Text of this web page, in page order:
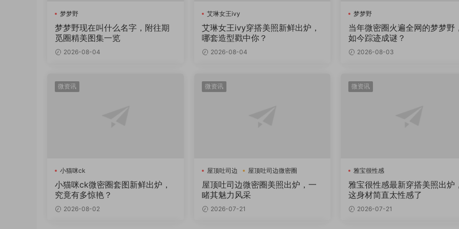
梦梦野
梦梦野现在叫什么名字，附往期
觅圈精美图集一览
2026-08-04
艾琳女王ivy
艾琳女王ivy穿搭美照新鲜出炉，
哪套造型戳中你？
2026-08-04
梦梦野
当年微密圈火遍全网的梦梦野
如今踪迹成谜？
2026-08-03
微资讯
小猫咪ck
小猫咪ck微密圈套图新鲜出炉，
究竟有多惊艳？
2026-08-02
微资讯
屋顶吐司边 屋顶吐司边微密圈
屋顶吐司边微密圈美照出炉，一
睹其魅力风采
2026-07-21
微资讯
雅宝很性感
雅宝很性感最新穿搭美照出炉
这身材简直太性感了
2026-07-21